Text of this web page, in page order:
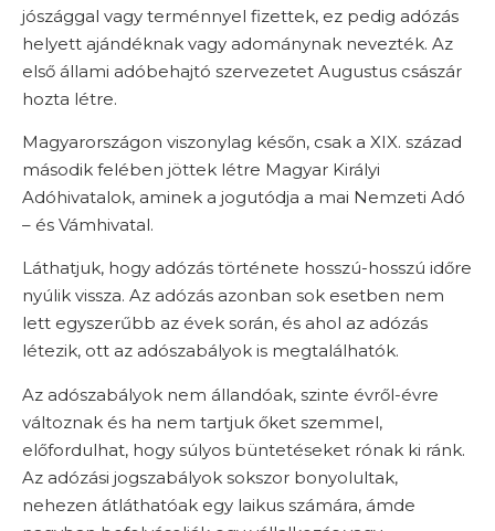
jószággal vagy terménnyel fizettek, ez pedig adózás
helyett ajándéknak vagy adománynak nevezték. Az
első állami adóbehajtó szervezetet Augustus császár
hozta létre.
Magyarországon viszonylag későn, csak a XIX. század
második felében jöttek létre Magyar Királyi
Adóhivatalok, aminek a jogutódja a mai Nemzeti Adó
– és Vámhivatal.
Láthatjuk, hogy adózás története hosszú-hosszú időre
nyúlik vissza. Az adózás azonban sok esetben nem
lett egyszerűbb az évek során, és ahol az adózás
létezik, ott az adószabályok is megtalálhatók.
Az adószabályok nem állandóak, szinte évről-évre
változnak és ha nem tartjuk őket szemmel,
előfordulhat, hogy súlyos büntetéseket rónak ki ránk.
Az adózási jogszabályok sokszor bonyolultak,
nehezen átláthatóak egy laikus számára, ámde